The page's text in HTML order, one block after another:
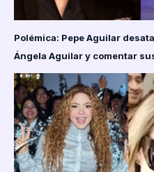
Polémica: Pepe Aguilar
Ángela Aguilar y comentar